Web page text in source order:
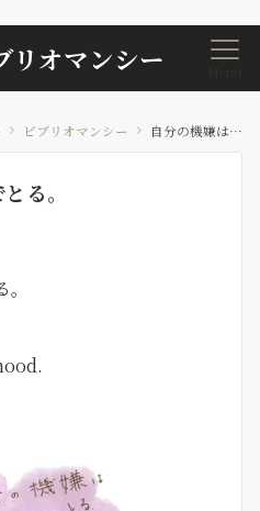
リオマンシー
ビブリオマンシー 自分の機嫌は、自分でとる。
る。